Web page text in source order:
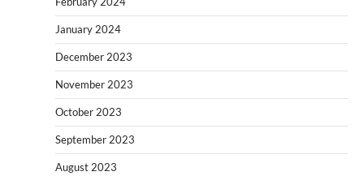
January 2024
December 2023
November 2023
October 2023
September 2023
August 2023